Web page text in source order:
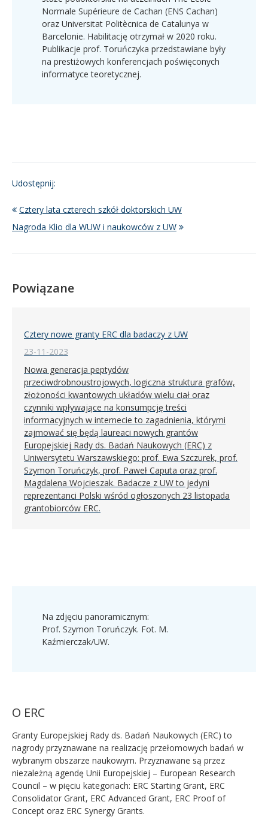
Normale Supérieure de Cachan (ENS Cachan)
oraz Universitat Politècnica de Catalunya w
Barcelonie. Habilitację otrzymał w 2020 roku.
Publikacje prof. Toruńczyka przedstawiane były
na prestiżowych konferencjach poświęconych
informatyce teoretycznej.
Udostępnij:
Cztery lata czterech szkół doktorskich UW
Nagroda Klio dla WUW i naukowców z UW
Powiązane
Cztery nowe granty ERC dla badaczy z UW
23-11-2023
Nowa generacja peptydów
przeciwdrobnoustrojowych, logiczna struktura grafów,
złożoności kwantowych układów wielu ciał oraz
czynniki wpływające na konsumpcję treści
informacyjnych w internecie to zagadnienia, którymi
zajmować się będą laureaci nowych grantów
Europejskiej Rady ds. Badań Naukowych (ERC) z
Uniwersytetu Warszawskiego: prof. Ewa Szczurek, prof.
Szymon Toruńczyk, prof. Paweł Caputa oraz prof.
Magdalena Wojcieszak. Badacze z UW to jedyni
reprezentanci Polski wśród ogłoszonych 23 listopada
grantobiorców ERC.
Na zdjęciu panoramicznym:
Prof. Szymon Toruńczyk. Fot. M.
Kaźmierczak/UW.
O ERC
Granty Europejskiej Rady ds. Badań Naukowych (ERC) to
nagrody przyznawane na realizację przełomowych badań w
wybranym obszarze naukowym. Przyznawane są przez
niezależną agendę Unii Europejskiej – European Research
Council – w pięciu kategoriach: ERC Starting Grant, ERC
Consolidator Grant, ERC Advanced Grant, ERC Proof of
Concept oraz ERC Synergy Grants.